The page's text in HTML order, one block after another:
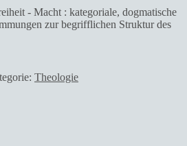
- Macht : kategoriale, dogmatische
zur begrifflichen Struktur des
Theologie